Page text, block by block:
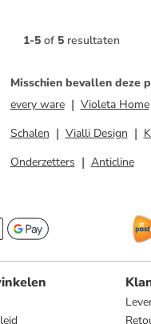
1-5 of 5 resultaten
Misschien bevallen deze
every ware
Violeta Home
Schalen
Vialli Design
Onderzetters
Anticline